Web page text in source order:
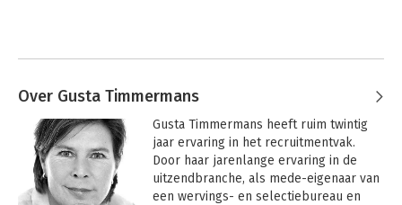
Over Gusta Timmermans
Gusta Timmermans heeft ruim twintig
jaar ervaring in het recruitmentvak.
Door haar jarenlange ervaring in de
uitzendbranche, als mede-eigenaar van
een wervings- en selectiebureau en